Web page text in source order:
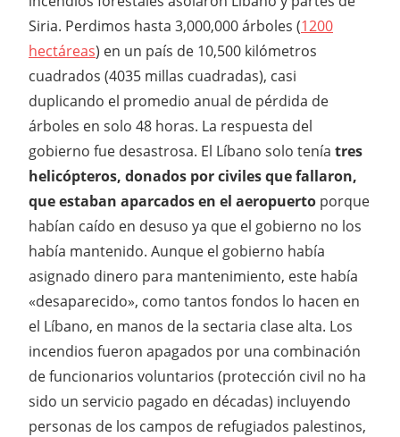
Siria. Perdimos hasta 3,000,000 árboles (1200
hectáreas) en un país de 10,500 kilómetros
cuadrados (4035 millas cuadradas), casi
duplicando el promedio anual de pérdida de
árboles en solo 48 horas. La respuesta del
gobierno fue desastrosa. El Líbano solo tenía tres
helicópteros, donados por civiles que fallaron,
que estaban aparcados en el aeropuerto porque
habían caído en desuso ya que el gobierno no los
había mantenido. Aunque el gobierno había
asignado dinero para mantenimiento, este había
«desaparecido», como tantos fondos lo hacen en
el Líbano, en manos de la sectaria clase alta. Los
incendios fueron apagados por una combinación
de funcionarios voluntarios (protección civil no ha
sido un servicio pagado en décadas) incluyendo
personas de los campos de refugiados palestinos,